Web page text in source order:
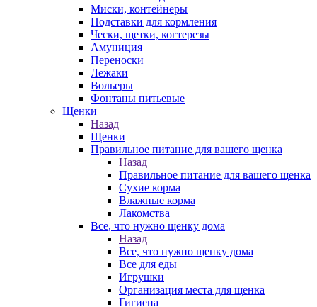
Миски, контейнеры
Подставки для кормления
Чески, щетки, когтерезы
Амуниция
Переноски
Лежаки
Вольеры
Фонтаны питьевые
Щенки
Назад
Щенки
Правильное питание для вашего щенка
Назад
Правильное питание для вашего щенка
Сухие корма
Влажные корма
Лакомства
Все, что нужно щенку дома
Назад
Все, что нужно щенку дома
Все для еды
Игрушки
Организация места для щенка
Гигиена